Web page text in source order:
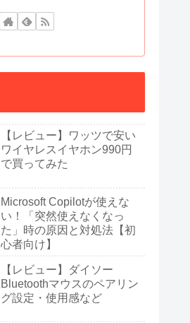
【レビュー】ワッツで安い
ワイヤレスイヤホン990円
で買ってみた
Microsoft Copilotが使えな
い！「突然使えなくなっ
た」時の原因と対処法【初
心者向け】
【レビュー】ダイソー
Bluetoothマウスのペアリン
グ設定・使用感など